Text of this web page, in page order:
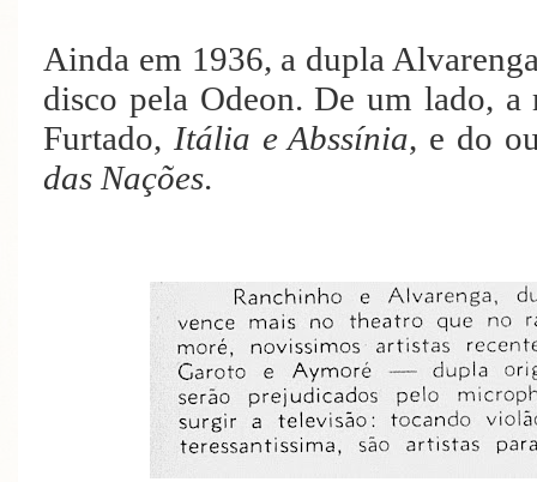
Ainda em 1936, a dupla
disco pela Odeon. De um lado,
Furtado, Itália e Abssínia, e do
das Nações.